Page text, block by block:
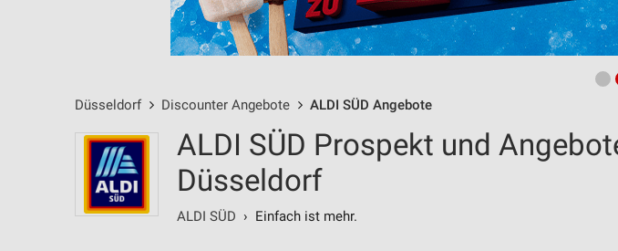
Düsseldorf Discounter Angebote ALDI SÜD Angebote
ALDI SÜD Prospekt und
Düsseldorf
ALDI SÜD › Einfach ist mehr.